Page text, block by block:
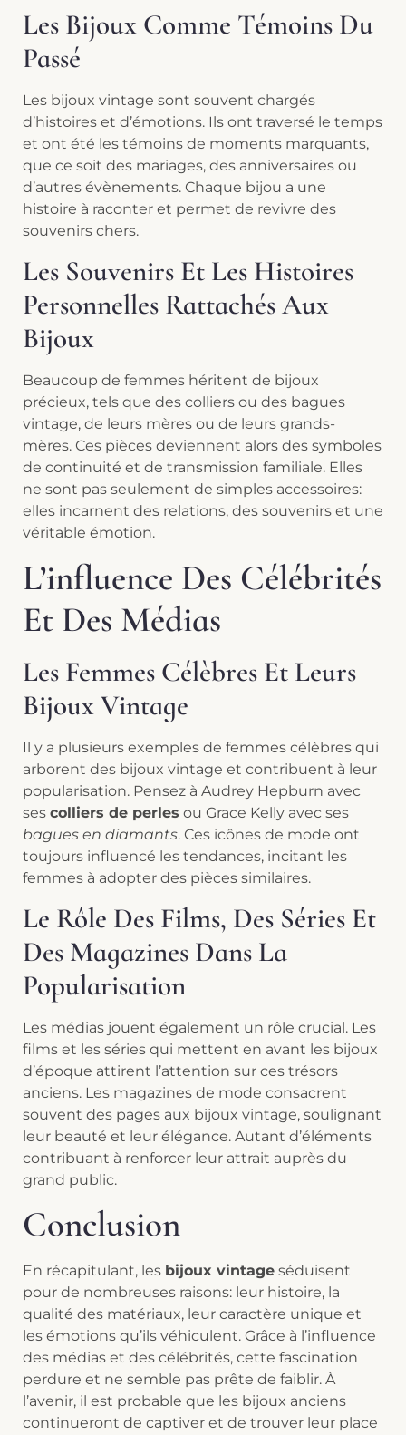
Les Bijoux Comme Témoins Du
Passé
Les bijoux vintage sont souvent chargés
d’histoires et d’émotions. Ils ont traversé le temps
et ont été les témoins de moments marquants,
que ce soit des mariages, des anniversaires ou
d’autres évènements. Chaque bijou a une
histoire à raconter et permet de revivre des
souvenirs chers.
Les Souvenirs Et Les Histoires
Personnelles Rattachés Aux
Bijoux
Beaucoup de femmes héritent de bijoux
précieux, tels que des colliers ou des bagues
vintage, de leurs mères ou de leurs grands-
mères. Ces pièces deviennent alors des symboles
de continuité et de transmission familiale. Elles
ne sont pas seulement de simples accessoires:
elles incarnent des relations, des souvenirs et une
véritable émotion.
L’influence Des Célébrités
Et Des Médias
Les Femmes Célèbres Et Leurs
Bijoux Vintage
Il y a plusieurs exemples de femmes célèbres qui
arborent des bijoux vintage et contribuent à leur
popularisation. Pensez à Audrey Hepburn avec
ses colliers de perles ou Grace Kelly avec ses
bagues en diamants. Ces icônes de mode ont
toujours influencé les tendances, incitant les
femmes à adopter des pièces similaires.
Le Rôle Des Films, Des Séries Et
Des Magazines Dans La
Popularisation
Les médias jouent également un rôle crucial. Les
films et les séries qui mettent en avant les bijoux
d’époque attirent l’attention sur ces trésors
anciens. Les magazines de mode consacrent
souvent des pages aux bijoux vintage, soulignant
leur beauté et leur élégance. Autant d’éléments
contribuant à renforcer leur attrait auprès du
grand public.
Conclusion
En récapitulant, les bijoux vintage séduisent
pour de nombreuses raisons: leur histoire, la
qualité des matériaux, leur caractère unique et
les émotions qu’ils véhiculent. Grâce à l’influence
des médias et des célébrités, cette fascination
perdure et ne semble pas prête de faiblir. À
l’avenir, il est probable que les bijoux anciens
continueront de captiver et de trouver leur place